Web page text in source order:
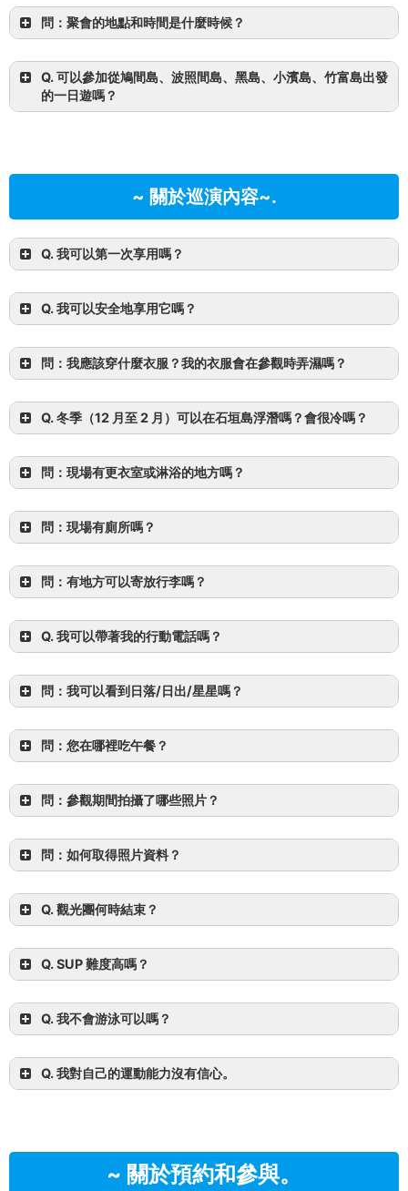
頭。請在以下地址集合。如果您有租車
與我們聯繫，瞭解有關計劃的詳細資訊。
A.是的。即使您在接送車內是濕的。夹带規格如下。
問：聚會的地點和時間是什麼時候？
取決於您參加的旅行團和您的住宿地點。
Q. 可以參加從鳩間島、波照間島、黑島、小濱島、竹富島出發
的一日遊嗎？
~ 關於巡演內容~.
Q. 我可以第一次享用嗎？
您當然可以盡情享受。
超過 95% 的參加者都
是初學者。
Q. 我可以安全地享用它嗎？
徹底的導覽交付，讓您安全放心地享受。
來自縣。安全措施優良的海域休閒提供者您可以放心，
我們已獲得以下認證
問：我應該穿什麼衣服？我的衣服會在參觀時弄濕嗎？
大多數的導覽都會弄濕衣服。
如果
您不介意濕身，請穿著適當的衣服(例如泳衣、護疹衣和
Q. 冬季（12 月至 2 月）可以在石垣島浮潛嗎？會很冷嗎？
A. 與大陸相比，石垣島的冬天相對溫和、可以浮潛。也
是在冬天。可免費租借潛水衣。濕衣可讓您在冬季水域
問：現場有更衣室或淋浴的地方嗎？
A. 適用於荒野領域、現場不提供更衣室和淋浴設備。請
在參加遊覽前更換可以濕透的衣服。參加皮皮島之旅的
*不包括某些觀光團。
問：現場有廁所嗎？
A.基本上，我們會在荒野中進行這項工作、附近沒有廁
所。請確保在參加前已預先付款。
問：有地方可以寄放行李嗎？
A.不要太大。如果是這種情況，我們會把它們放在接送
車上，並在遊覽期間上鎖。
Q. 我可以帶著我的行動電話嗎？
攜帶個人物品（包括行動電話）進入
場地，風險自負。
問：我可以看到日落/日出/星星嗎？
「绝对」是無法承諾的。
*即使下雨或陰天，一般也會舉辦參觀活動。
問：您在哪裡吃午餐？
A.休息區附近有幾家餐廳。您可以選擇在任何一家餐廳
用餐。此外、八重山群島是炎熱潮濕的亞熱帶地區。自
*請注意，由於活動商店漠視食品衛生法，所提供的午餐
因食物儲存和管理不善而導致食物中毒的案例屢見不
鮮。
問：參觀期間拍攝了哪些照片？
資料免
費提供。
問：如何取得照片資料？
Q. 觀光團何時結束？
答：請參閱各團參考行程表。
Q. SUP 難度高嗎？
即使是初學者也能享受的東西。
Q. 我不會游泳可以嗎？
請放心，在水上遊覽時，您一定會被要求穿著救生
衣。Q. 我對自己的運動能力沒有信心。
~ 關於預約和參與。